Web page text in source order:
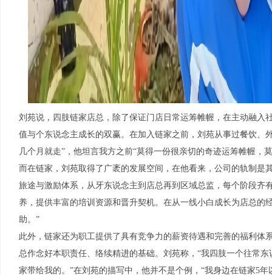
刘苑说，四肢链家店总，除了保证门店日常运筹帷幄，在主动融入
值与个东说念主成长的双赢。在加入链家之前，刘苑从事过餐饮、
几个月就走”，他坦言我方之前“莫得一份很亲切的奇迹运筹帷幄，
而在链家，刘苑取得了广袤的发展空间，在他看来，公司的轨制是
旅途与激励体系，从牙东说念主到店总再到区域总监，每个阶段齐
养，提供丰富的培训资源和晋升契机。在从一线小白成长为店总的
助。”
此外，链家还为职工提供了具有竞争力的薪资待遇和完善的福利体
总作念好本职责任、络续精进的基础。刘苑称，“我四肢一个往常
家带给我的。”在刘苑的描写中，他并不是个例，“我身边在链家5